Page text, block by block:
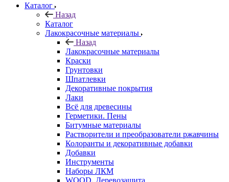
Каталог
Назад
Каталог
Лакокрасочные материалы
Назад
Лакокрасочные материалы
Краски
Грунтовки
Шпатлевки
Декоративные покрытия
Лаки
Всё для древесины
Герметики. Пены
Битумные материалы
Растворители и преобразователи ржавчины
Колоранты и декоративные добавки
Добавки
Инструменты
Наборы ЛКМ
WOOD. Деревозащита